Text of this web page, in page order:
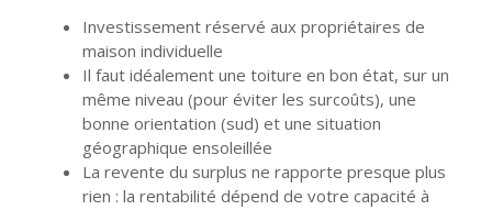
Investissement réservé aux propriétaires de
maison individuelle
Il faut idéalement une toiture en bon état, sur un
même niveau (pour éviter les surcoûts), une
bonne orientation (sud) et une situation
géographique ensoleillée
La revente du surplus ne rapporte presque plus
rien : la rentabilité dépend de votre capacité à